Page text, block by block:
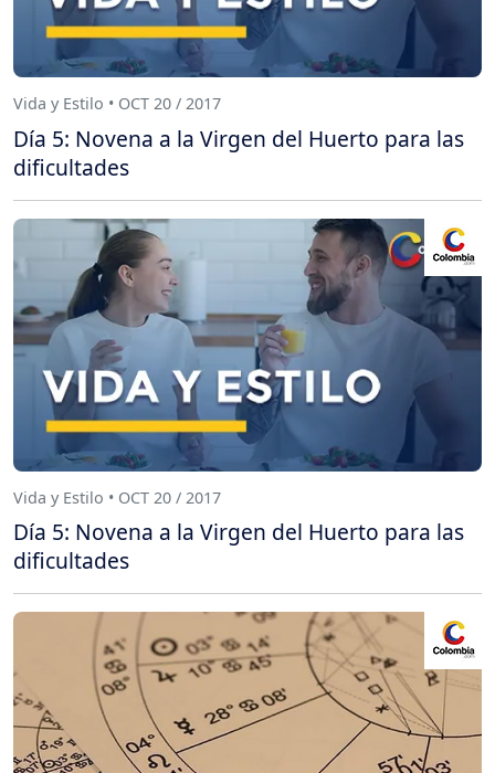
Vida y Estilo • OCT 20 / 2017
Día 5: Novena a la Virgen del Huerto para las
dificultades
Vida y Estilo • OCT 20 / 2017
Día 5: Novena a la Virgen del Huerto para las
dificultades